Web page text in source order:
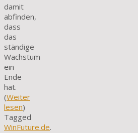
damit
abfinden,
dass
das
ständige
Wachstum
ein
Ende
hat.
(Weiter
lesen)
Tagged
WinFuture.de.